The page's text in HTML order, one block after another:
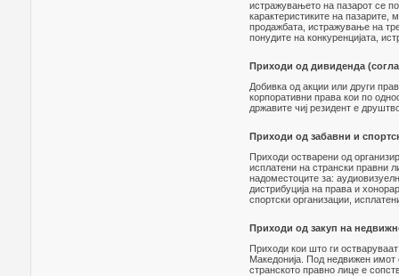
истражувањето на пазарот се
карактеристиките на пазарите,
продажбата, истражување на
понудите на конкуренцијата,
Приходи од дивиденда
Добивка од акции или други
корпоративни права кои по
државите чиј резидент е
Приходи од забавни и
Приходи остварени од
исплатени на странски правни
надоместоците за:
дистрибуција на права и
спортски организации,
Приходи од закуп на
Приходи кои што ги
Македонија. Под недвижен имот
странското правно лице е